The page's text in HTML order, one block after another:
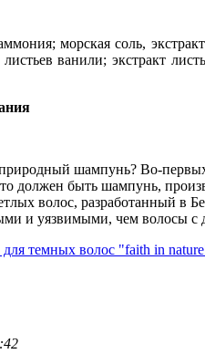
морская соль,
листьев ванили; экстракт
шампунь? Во-
должен быть шампунь,
волос, разработанный в
и уязвимыми, чем волосы с
темных волос "faith in